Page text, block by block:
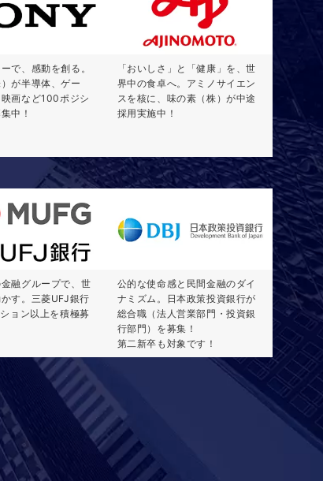
で、感動を創る。
が半導体、ゲー
画など100ポジシ
中！
「おいしさ」と「健康」を、世
界中の食卓へ。アミノサイエン
スを核に、味の素（株）が中途
採用実施中！
融グループで、世
す。三菱UFJ銀行
ョン以上を積極募
公的な使命感と民間金融のダイ
ナミズム。日本政策投資銀行が
総合職（法人営業部門・投資銀
行部門）を募集！
第二新卒も対象です！